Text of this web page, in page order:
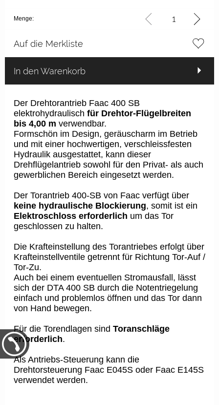
Menge:
Auf die Merkliste
In den Warenkorb
Der Drehtorantrieb Faac 400 SB
elektrohydraulisch für Drehtor-Flügelbreiten
bis 4,00 m verwendbar.
Formschön im Design, geräuscharm im Betrieb
und mit einer hochwertigen, verschleissfesten
Hydraulik ausgestattet, kann dieser
Drehflügelantrieb sowohl für den Privat- als auch
gewerblichen Bereich eingesetzt werden.
Der Torantrieb 400-SB von Faac verfügt über
keine hydraulische Blockierung, somit ist ein
Elektroschloss erforderlich um das Tor
geschlossen zu halten.
Die Krafteinstellung des Torantriebes erfolgt über
Krafteinstellventile getrennt für Richtung Tor-Auf /
Tor-Zu.
Auch bei einem eventuellen Stromausfall, lässt
sich der DTA 400 SB durch die Notentriegelung
einfach und problemlos öffnen und das Tor dann
von Hand bewegen.
Für die Torendlagen sind Toranschläge
erforderlich.
Als Antriebs-Steuerung kann die
Drehtorsteuerung Faac E045S oder Faac E145S
verwendet werden.